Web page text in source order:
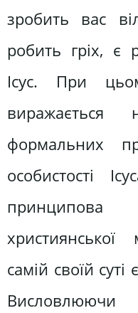
зробить вас
робить гріх, є
Ісус. При
формальних
особистості
самій своїй